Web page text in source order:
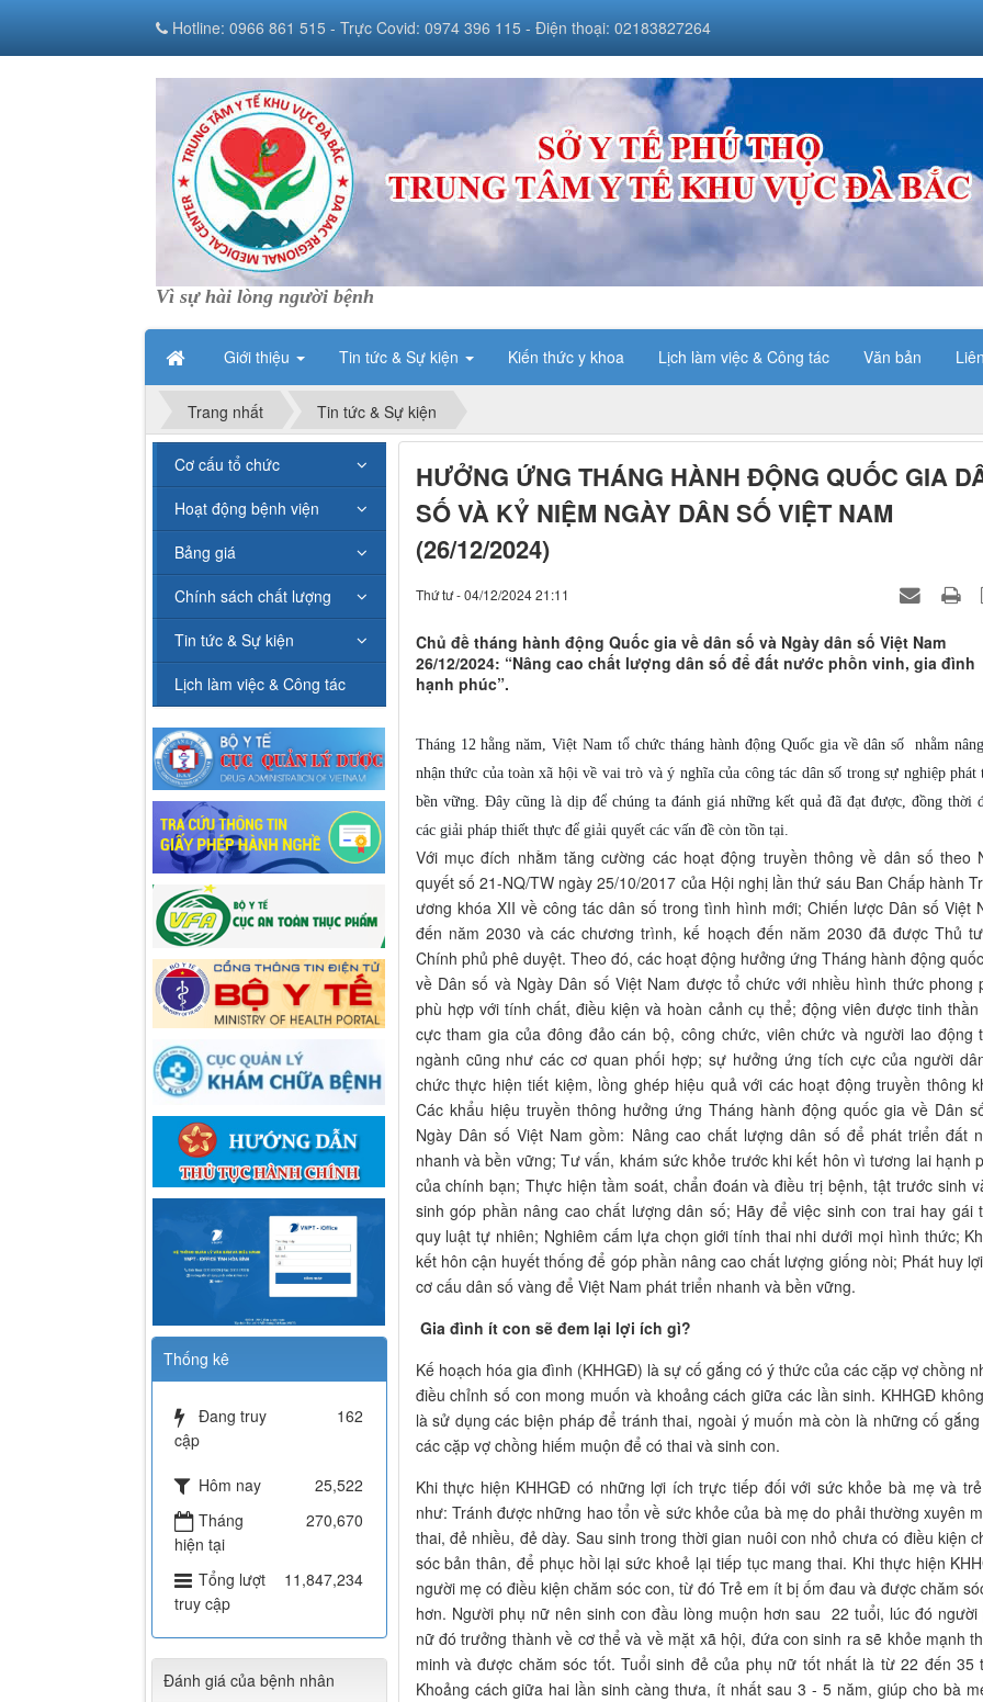
Vì sự hài lòng người bệnh
Giới thiệu Tin tức & Sự kiện Kiến thức y khoa Lịch làm việc & Công tác Văn bản
Hotline: 0966 861 515 - Trực Covid: 0974 396 115 - Điện thoại: 02183827264
Trang nhất Tin tức & Sự kiện
HƯỞNG ỨNG THÁNG HÀNH ĐỘNG QUỐC GIA
SỐ VÀ KỶ NIỆM NGÀY DÂN SỐ VIỆT NAM
(26/12/2024)
Thứ tư - 04/12/2024 21:11
Chủ đề tháng hành động Quốc gia về dân số và Ngày dân số Việt Nam
26/12/2024: “Nâng cao chất lượng dân số để đất nước phồn vinh, gia đình
hạnh phúc”.
Tháng 12 hằng năm, Việt Nam tổ chức tháng hành động Quốc gia về dân số nhằm
nhận thức của toàn xã hội về vai trò và ý nghĩa của công tác dân số trong sự nghiệp phát
bền vững. Đây cũng là dịp để chúng ta đánh giá những kết quả đã đạt được, đồng thời
các giải pháp thiết thực để giải quyết các vấn đề còn tồn tại.
Với mục đích nhằm tăng cường các hoạt động truyền thông về dân số theo
quyết số 21-NQ/TW ngày 25/10/2017 của Hội nghị lần thứ sáu Ban Chấp hành
ương khóa XII về công tác dân số trong tình hình mới; Chiến lược Dân số Việt
đến năm 2030 và các chương trình, kế hoạch đến năm 2030 đã được Thủ
Chính phủ phê duyệt. Theo đó, các hoạt động hưởng ứng Tháng hành động
về Dân số và Ngày Dân số Việt Nam được tổ chức với nhiều hình thức phong
phù hợp với tính chất, điều kiện và hoàn cảnh cụ thể; động viên được tinh thần
cực tham gia của đông đảo cán bộ, công chức, viên chức và người lao động
ngành cũng như các cơ quan phối hợp; sự hưởng ứng tích cực của người
chức thực hiện tiết kiệm, lồng ghép hiệu quả với các hoạt động truyền thông
Các khẩu hiệu truyền thông hưởng ứng Tháng hành động quốc gia về Dân
Ngày Dân số Việt Nam gồm: Nâng cao chất lượng dân số để phát triển đất
nhanh và bền vững; Tư vấn, khám sức khỏe trước khi kết hôn vì tương lai hạnh
của chính bạn; Thực hiện tầm soát, chẩn đoán và điều trị bệnh, tật trước sinh
sinh góp phần nâng cao chất lượng dân số; Hãy để việc sinh con trai hay gái
quy luật tự nhiên; Nghiêm cấm lựa chọn giới tính thai nhi dưới mọi hình thức;
kết hôn cận huyết thống để góp phần nâng cao chất lượng giống nòi; Phát huy
cơ cấu dân số vàng để Việt Nam phát triển nhanh và bền vững.
Gia đình ít con sẽ đem lại lợi ích gì?
Kế hoạch hóa gia đình (KHHGĐ) là sự cố gắng có ý thức của các cặp vợ chồng
điều chỉnh số con mong muốn và khoảng cách giữa các lần sinh. KHHGĐ
là sử dụng các biện pháp để tránh thai, ngoài ý muốn mà còn là những cố
các cặp vợ chồng hiếm muộn để có thai và sinh con.
Khi thực hiện KHHGĐ có những lợi ích trực tiếp đối với sức khỏe bà mẹ và
như: Tránh được những hao tổn về sức khỏe của bà mẹ do phải thường xuyên
thai, đẻ nhiều, đẻ dày. Sau sinh trong thời gian nuôi con nhỏ chưa có điều kiện
sóc bản thân, để phục hồi lại sức khoẻ lại tiếp tục mang thai. Khi thực hiện
người mẹ có điều kiện chăm sóc con, từ đó Trẻ em ít bị ốm đau và được chăm
hơn. Người phụ nữ nên sinh con đầu lòng muộn hơn sau 22 tuổi, lúc đó người
nữ đó trưởng thành về cơ thể và về mặt xã hội, đứa con sinh ra sẽ khỏe mạnh
minh và được chăm sóc tốt. Tuổi sinh đẻ của phụ nữ tốt nhất là từ 22 đến 35
Khoảng cách giữa hai lần sinh càng thưa, ít nhất sau 3 - 5 năm, giúp cho bà
Cơ cấu tổ chức
Hoạt động bệnh viện
Bảng giá
Chính sách chất lượng
Tin tức & Sự kiện
Lịch làm việc & Công tác
Thống kê
Đang truy
cập
162
Hôm nay
25,522
Tháng
hiện tại
270,670
Tổng lượt
truy cập
11,847,234
Đánh giá của bệnh nhân